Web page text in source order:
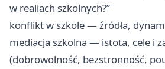
w realiach szkolnych?”
konflikt w szkole — źródła,
mediacja szkolna — istota, cele i
(dobrowolność, bezstronność,